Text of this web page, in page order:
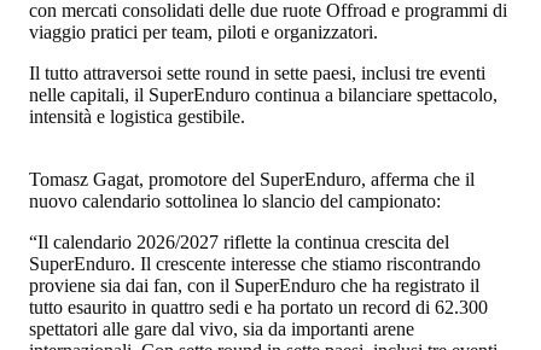
con mercati consolidati delle due ruote Offroad e programmi di
viaggio pratici per team, piloti e organizzatori.
Il tutto attraversoi sette round in sette paesi, inclusi tre eventi
nelle capitali, il SuperEnduro continua a bilanciare spettacolo,
intensità e logistica gestibile.
Tomasz Gagat, promotore del SuperEnduro, afferma che il
nuovo calendario sottolinea lo slancio del campionato:
“Il calendario 2026/2027 riflette la continua crescita del
SuperEnduro. Il crescente interesse che stiamo riscontrando
proviene sia dai fan, con il SuperEnduro che ha registrato il
tutto esaurito in quattro sedi e ha portato un record di 62.300
spettatori alle gare dal vivo, sia da importanti arene